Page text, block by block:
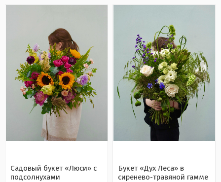
Садовый букет «Люси» с
подсолнухами
Букет «Дух Леса» в
сиренево-травяной гамме